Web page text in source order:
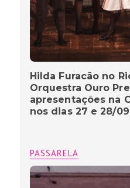
Hilda Furacão no
Orquestra Ouro
apresentações na
nos dias 27 e 28/09
PASSARELA